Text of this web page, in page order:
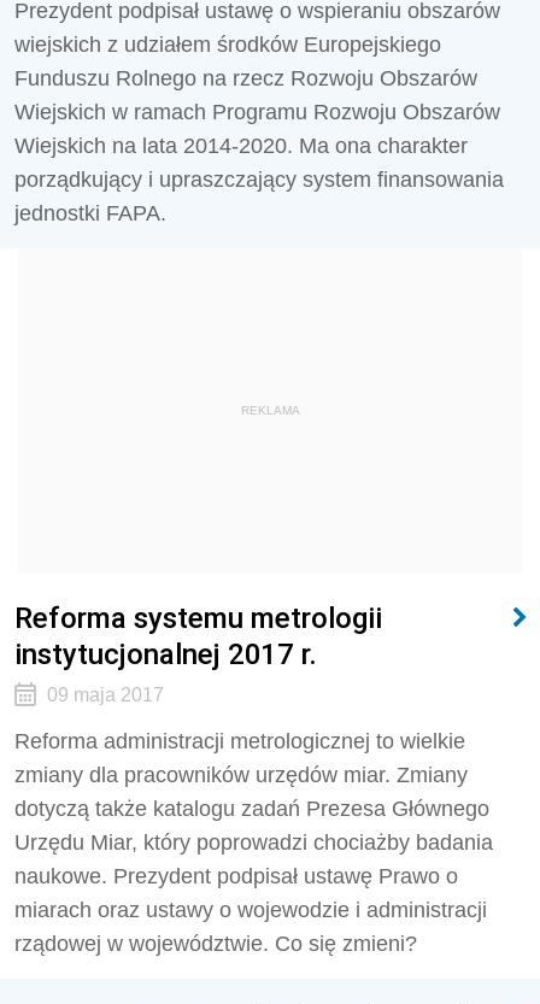
Prezydent podpisał ustawę o wspieraniu obszarów
wiejskich z udziałem środków Europejskiego
Funduszu Rolnego na rzecz Rozwoju Obszarów
Wiejskich w ramach Programu Rozwoju Obszarów
Wiejskich na lata 2014-2020. Ma ona charakter
porządkujący i upraszczający system finansowania
jednostki FAPA.
REKLAMA
Reforma systemu metrologii
instytucjonalnej 2017 r.
09 maja 2017
Reforma administracji metrologicznej to wielkie
zmiany dla pracowników urzędów miar. Zmiany
dotyczą także katalogu zadań Prezesa Głównego
Urzędu Miar, który poprowadzi chociażby badania
naukowe. Prezydent podpisał ustawę Prawo o
miarach oraz ustawy o wojewodzie i administracji
rządowej w województwie. Co się zmieni?